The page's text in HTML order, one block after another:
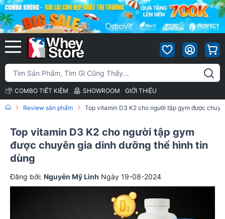
COMBO TIẾT KIỆM SHOWROOM GIỚI THIỆU
Review sản phẩm Top vitamin D3 K2 cho người tập gym được
Top vitamin D3 K2 cho người tập gym
được chuyên gia dinh dưỡng thể hình tin
dùng
Đăng bởi: Nguyễn Mỹ Linh Ngày 19-08-2024